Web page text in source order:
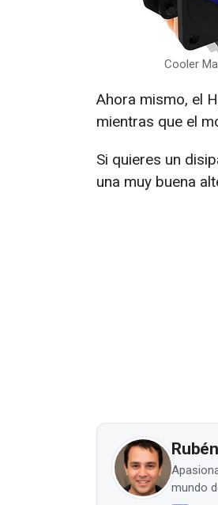
Cooler
Ahora mismo, el
mientras que el
Si quieres un
una muy buena
mundo